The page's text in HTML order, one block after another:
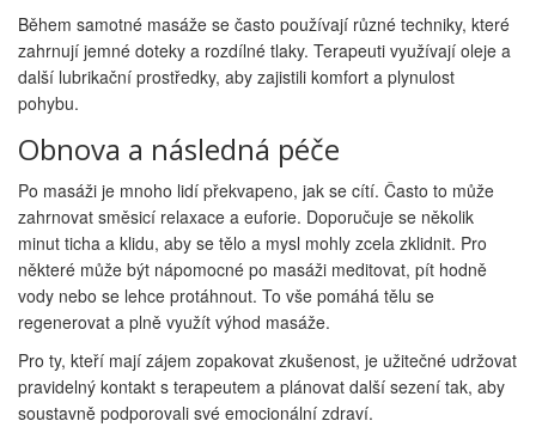
Během samotné masáže se často používají různé techniky, které
zahrnují jemné doteky a rozdílné tlaky. Terapeuti využívají oleje a
další lubrikační prostředky, aby zajistili komfort a plynulost
pohybu.
Obnova a následná péče
Po masáži je mnoho lidí překvapeno, jak se cítí. Často to může
zahrnovat směsicí relaxace a euforie. Doporučuje se několik
minut ticha a klidu, aby se tělo a mysl mohly zcela zklidnit. Pro
některé může být nápomocné po masáži meditovat, pít hodně
vody nebo se lehce protáhnout. To vše pomáhá tělu se
regenerovat a plně využít výhod masáže.
Pro ty, kteří mají zájem zopakovat zkušenost, je užitečné udržovat
pravidelný kontakt s terapeutem a plánovat další sezení tak, aby
soustavně podporovali své emocionální zdraví.